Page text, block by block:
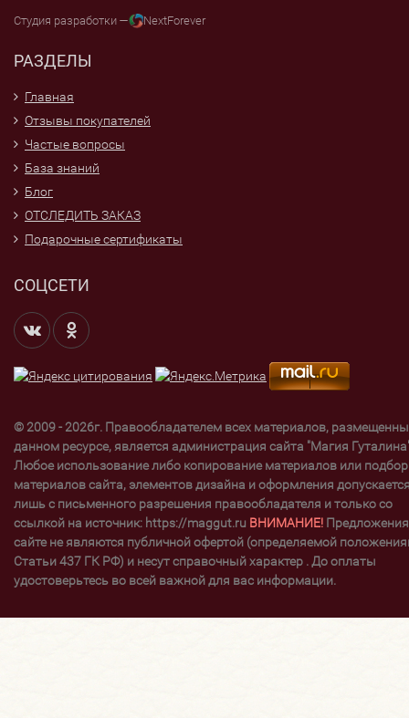
Студия разработки — NextForever
РАЗДЕЛЫ
Главная
Отзывы покупателей
Частые вопросы
База знаний
Блог
ОТСЛЕДИТЬ ЗАКАЗ
Подарочные сертификаты
СОЦСЕТИ
© 2009 - 2026г. Правообладателем всех материалов,
данном ресурсе, является администрация сайта "Магия
Любое использование либо копирование материалов или
материалов сайта, элементов дизайна и оформления
лишь с письменного разрешения правообладателя и только со
ссылкой на источник: https://maggut.ru ВНИМАНИЕ!
сайте не являются публичной офертой (определяемой
Статьи 437 ГК РФ) и несут справочный характер . До оплаты
удостоверьтесь во всей важной для вас информации.